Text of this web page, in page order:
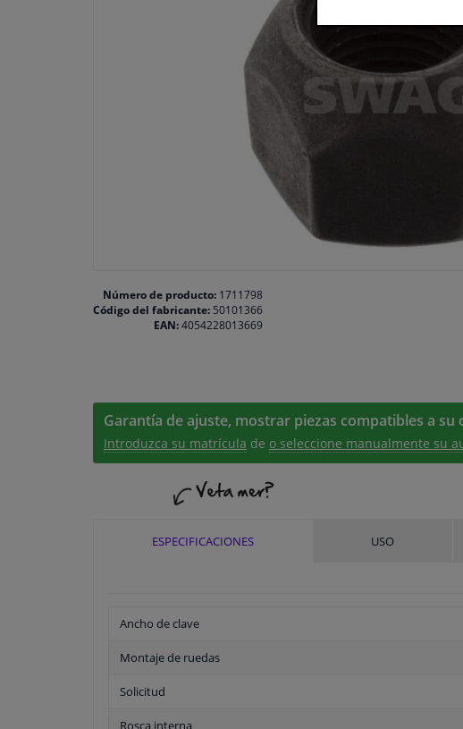
Número de producto: 1711798
Código del fabricante: 50101366
EAN:4054228013669
Garantía de ajuste, mostrar piezas compatibles a su
Introduzca su matrícula de o seleccione manualmente su
ESPECIFICACIONES USO
Ancho de clave
Montaje de ruedas
Solicitud
Rosca interna